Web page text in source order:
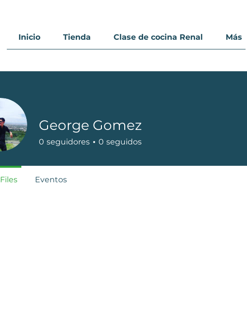
Inicio Tienda Clase de cocina Renal Más
George Gomez
0 seguidores 0 seguidos
Files Eventos